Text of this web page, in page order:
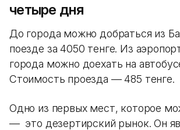
четыре дня
До города можно добраться из
поезде за 4050 тенге. Из
города можно доехать на
Стоимость проезда — 485 тенге.
Одно из первых мест, которое
— это дезертирский рынок. Он